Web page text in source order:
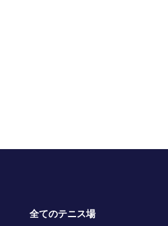
全てのテニス場